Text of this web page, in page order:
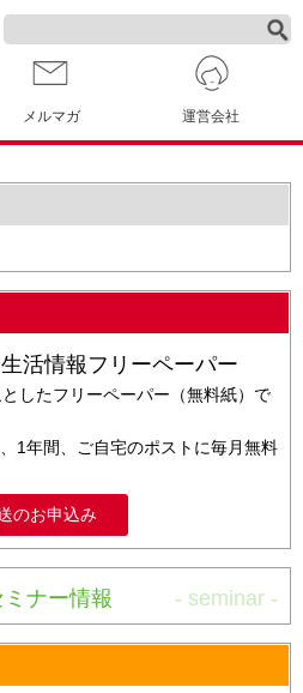
メルマガ 運営会社
活情報フリーペーパー
したフリーペーパー（無料紙）で
1年間、ご自宅のポストに毎月無料
のお申込み
ナー情報